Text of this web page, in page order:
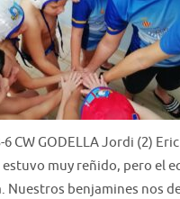
6 CW GODELLA Jordi (2)
muy reñido, pero el
Nuestros benjamines nos